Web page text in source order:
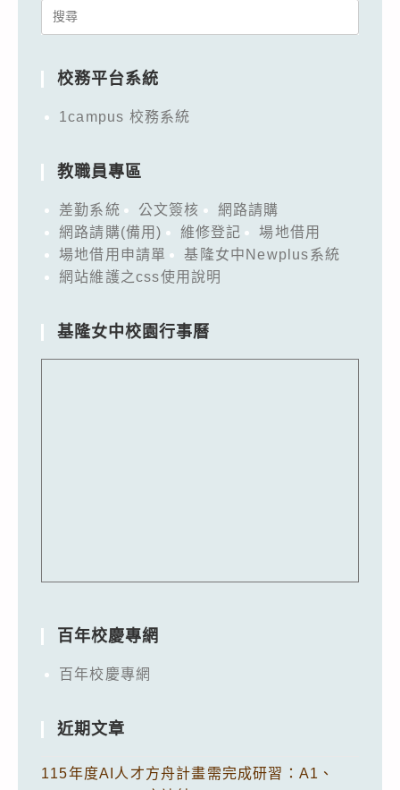
Search
校務平台系統
1campus 校務系統
教職員專區
差勤系統 公文簽核
網路請購
網路請購(備用)
維修登記
場地借用
場地借用申請單
基隆女中Newplus系統
網站維護之css使用說明
基隆女中校園行事曆
百年校慶專網
百年校慶專網
近期文章
115年度AI人才方舟計畫需完成研習：A1、